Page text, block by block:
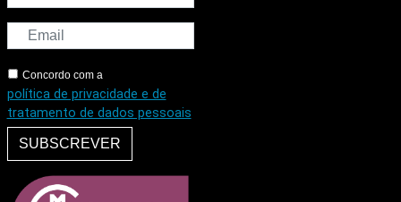
Concordo com a
política de privacidade e de
tratamento de dados pessoais
SUBSCREVER